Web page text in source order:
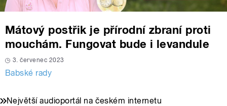
Mátový postřik je přírodní zbraní proti
mouchám. Fungovat bude i levandule
3. červenec 2023
Babské rady
Největší audioportál na českém internetu